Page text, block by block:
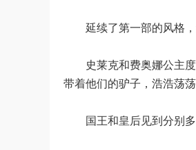
延续了第一部的风格，
史莱克和费奥娜公主度
带着他们的驴子，浩浩荡荡
国王和皇后见到分别多